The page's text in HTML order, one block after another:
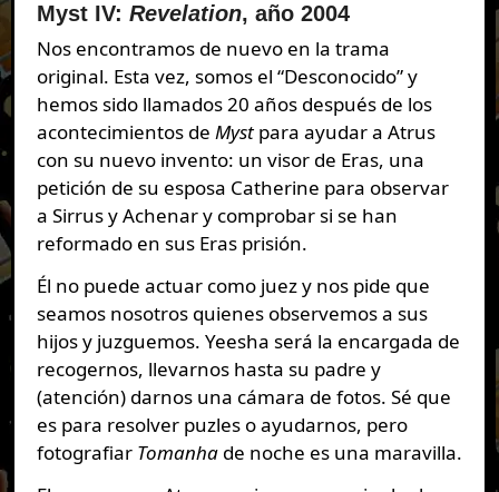
Myst IV: Revelation, año 2004
Nos encontramos de nuevo en la trama
original. Esta vez, somos el “Desconocido” y
hemos sido llamados 20 años después de los
acontecimientos de Mystpara ayudar a Atrus
con su nuevo invento: un visor de Eras, una
petición de su esposa Catherine para observar
a Sirrus y Achenar y comprobar si se han
reformado en sus Eras prisión.
Él no puede actuar como juez y nos pide que
seamos nosotros quienes observemos a sus
hijos y juzguemos. Yeesha será la encargada de
recogernos, llevarnos hasta su padre y
(atención) darnos una cámara de fotos. Sé que
es para resolver puzles o ayudarnos, pero
fotografiar Tomanhade noche es una maravilla.